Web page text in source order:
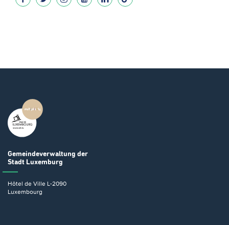
Gemeindeverwaltung der
Stadt Luxemburg
Hôtel de Ville L-2090
Luxembourg